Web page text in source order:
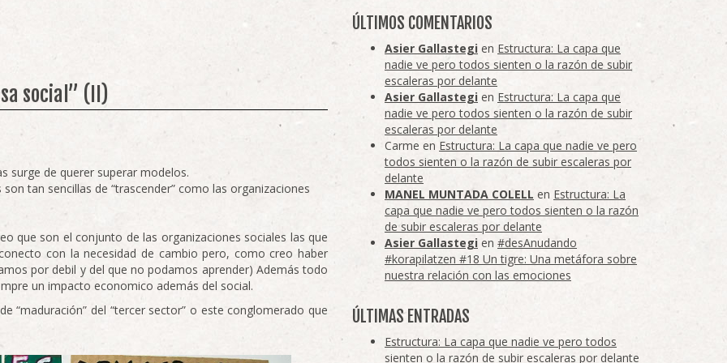
social” (II)
surge de querer superar modelos.
tan sencillas de “trascender” como las organizaciones
que son el conjunto de las organizaciones sociales las que
con la necesidad de cambio pero, como creo haber
por debil y del que no podamos aprender) Además todo
un impacto economico además del social.
“maduración” del “tercer sector” o este conglomerado que
ÚLTIMOS COMENTARIOS
Asier Gallastegi en Estructura: La capa que
nadie ve pero todos sienten o la razón de subir
escaleras por delante
Asier Gallastegi en Estructura: La capa que
nadie ve pero todos sienten o la razón de subir
escaleras por delante
Carme en Estructura: La capa que nadie ve pero
todos sienten o la razón de subir escaleras por
delante
MANEL MUNTADA COLELL en Estructura: La
capa que nadie ve pero todos sienten o la razón
de subir escaleras por delante
Asier Gallastegi en #desAnudando
#korapilatzen #18 Un tigre: Una metáfora sobre
nuestra relación con las emociones
ÚLTIMAS ENTRADAS
Estructura: La capa que nadie ve pero todos
sienten o la razón de subir escaleras por delante